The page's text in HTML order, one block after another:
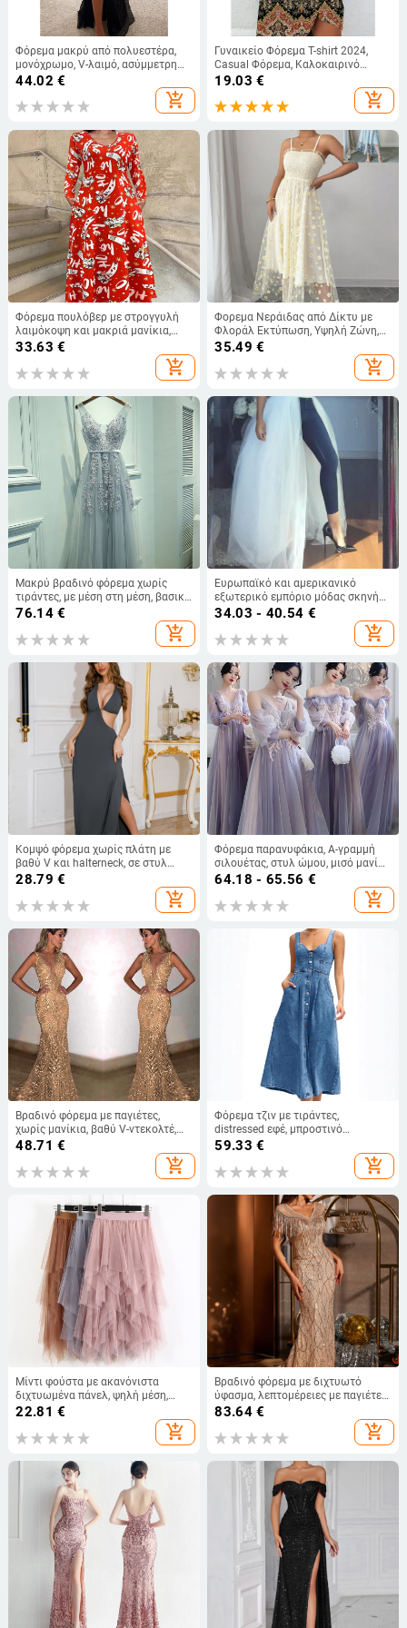
Φόρεμα μακρύ από πολυεστέρα,
μονόχρωμο, V-λαιμό, ασύμμετρη
φούστα
44.02 €
add_shopping_cart
Γυναικείο Φόρεμα T-shirt 2024,
Casual Φόρεμα, Καλοκαιρινό
Φλοράλ Μίνι Φόρεμα με V-Neck
19.03 €
add_shopping_cart
Φόρεμα πουλόβερ με στρογγυλή
λαιμόκοψη και μακριά μανίκια,
κόκκινο, πολύχρωμο, φυτικό
τριαντάφυλλο, ψηφιακή εκτύπωση,
WD26
33.63 €
add_shopping_cart
Φορεμα Νεράιδας από Δίκτυ με
Φλοράλ Εκτύπωση, Υψηλή Ζώνη,
Αμάνικο, Χωρίς Γιακά, Μέσο Μήκος
35.49 €
add_shopping_cart
Μακρύ βραδινό φόρεμα χωρίς
τιράντες, με μέση στη μέση, βασικό
ύφασμα πολυεστέρας και
76.14€
add_shopping_cart
Ευρωπαϊκό και αμερικανικό
εξωτερικό εμπόριο μόδας σκηνής
κοστούμι ελαστική μέση φούστα
από πλέγμα με μεταξωτή φούστα
ψηλή μέση φούστα από γάζα
34.03 - 40.54 €
add_shopping_cart
Κομψό φόρεμα χωρίς πλάτη με
βαθύ V και halterneck, σε στυλ
ευρωπαϊκό–αμερικανικό,
28.79 €
add_shopping_cart
Φόρεμα παρανυφάκια, Α-γραμμή
σιλουέτας, στυλ ώμου, μισό μανίκι,
μακρύ φόρεμα
64.18 - 65.56 €
add_shopping_cart
Βραδινό φόρεμα με παγιέτες,
χωρίς μανίκια, βαθύ V-ντεκολτέ,
γραμμή γοργόνας, ύφασμα
48.71 €
add_shopping_cart
Φόρεμα τζιν με τιράντες,
distressed εφέ, μπροστινό
κούμπωμα με κουμπιά, μεσαίο
59.33 €
add_shopping_cart
Μίντι φούστα με ακανόνιστα
διχτυωμένα πάνελ, ψηλή μέση,
μονόχρωμη
22.81 €
add_shopping_cart
Βραδινό φόρεμα με διχτυωτό
ύφασμα, λεπτομέρειες με παγιέτες
και φουντάκια, βαθύ V-λαιμό,
83.64€
add_shopping_cart